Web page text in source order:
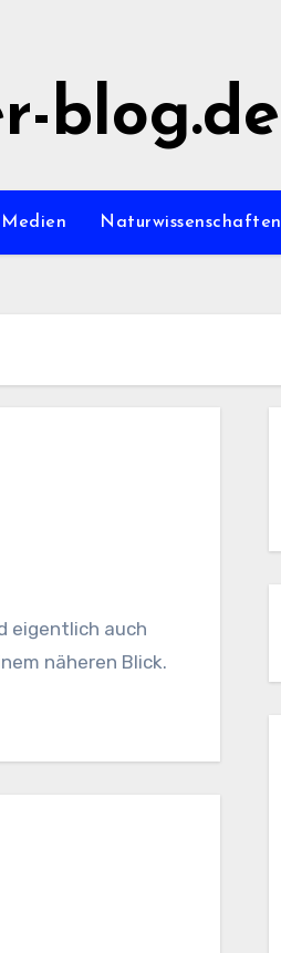
blog.de
Medien Naturwissenschaften
eigentlich auch
näheren Blick.